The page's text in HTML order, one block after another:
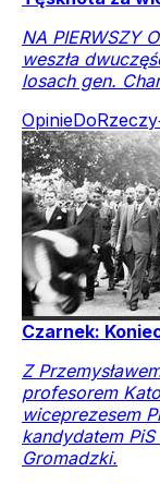
NA PIERWSZY
weszła
losach gen.
Opinie
Czarnek:
Z
profesorem
wiceprezesem
kandydatem
Gromadzki.